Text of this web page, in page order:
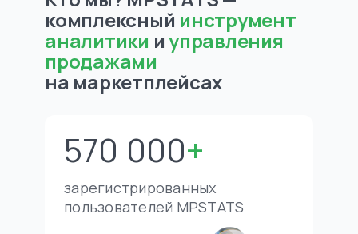
комплексный инструмент
аналитики иуправления
продажами
на маркетплейсах
570 000+
зарегистрированных
пользователей MPSTATS